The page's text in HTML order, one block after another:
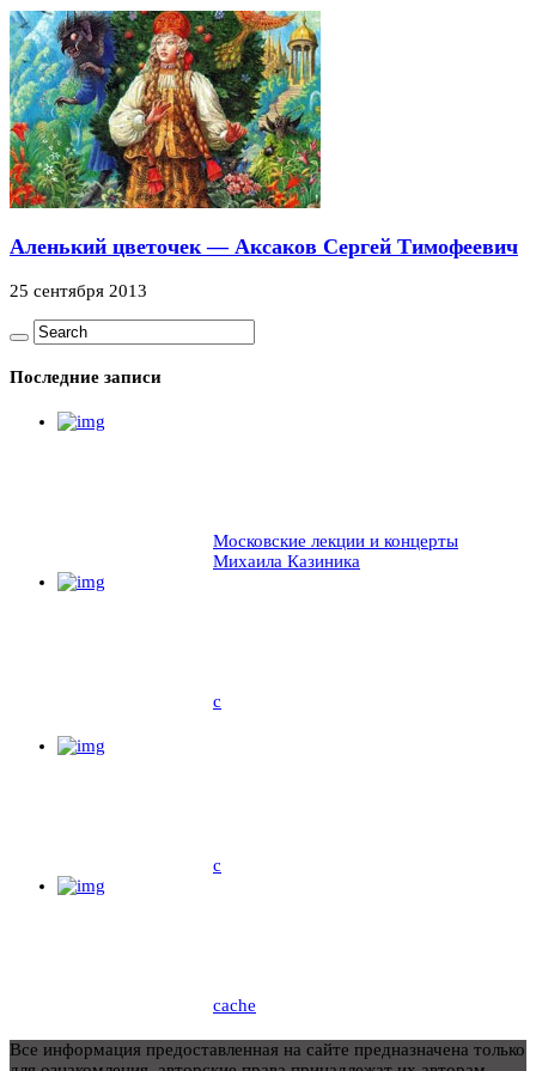
Аленький цветочек — Аксаков Сергей Тимофеевич
25 сентября 2013
Последние записи
Московские лекции и концерты
Михаила Казиника
c
c
cache
Все информация предоставленная на сайте предназначена только